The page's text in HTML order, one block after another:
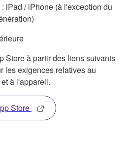
iPad / iPhone (à l'exception du
Store à partir des liens suivants
les exigences relatives au
à l'appareil.
Store